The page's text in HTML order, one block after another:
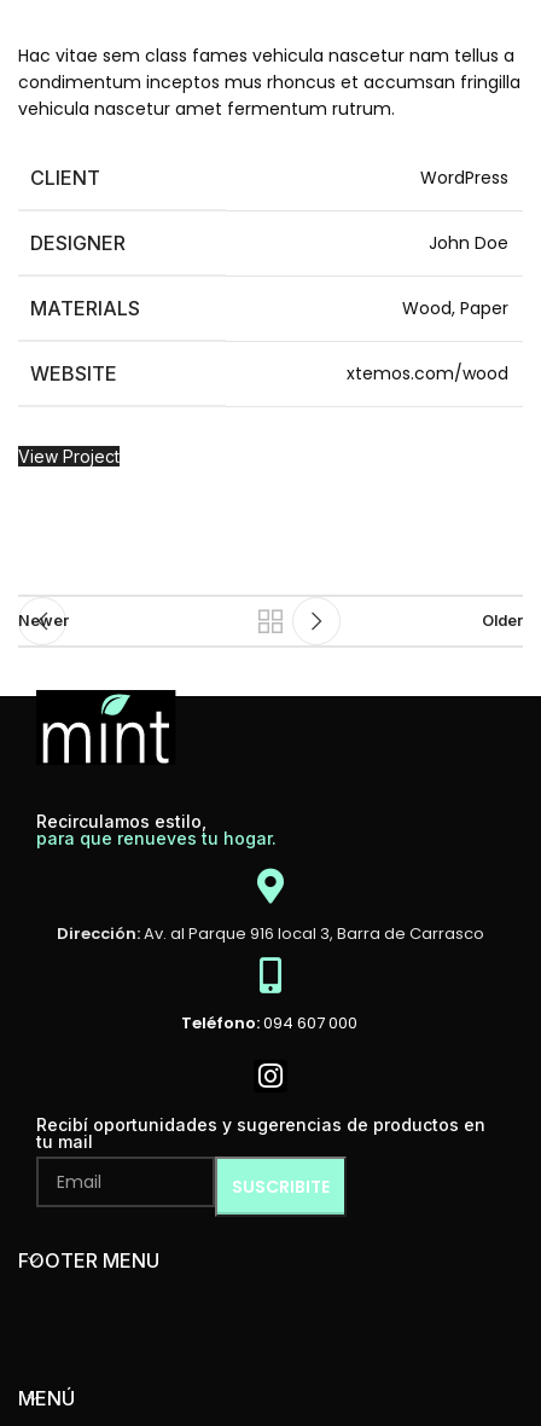
Hac vitae sem class fames vehicula nascetur nam tellus a
condimentum inceptos mus rhoncus et accumsan fringilla
vehicula nascetur amet fermentum rutrum.
CLIENT WordPress
DESIGNER John Doe
MATERIALS Wood, Paper
WEBSITE xtemos.com/wood
View Project
Newer Older
Recirculamos estilo,
para que renueves tu hogar.
Dirección:Av. al Parque 916 local 3, Barra de Carrasco
Teléfono:094 607 000
Recibí oportunidades y sugerencias de productos en
tu mail
FOOTER MENU
MENÚ